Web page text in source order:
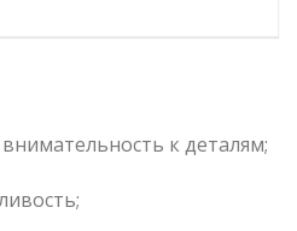
к деталям;